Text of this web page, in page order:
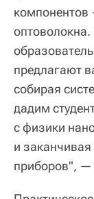
компонентов
предлагают
собирая
дадим
с физики
и
приборов", —